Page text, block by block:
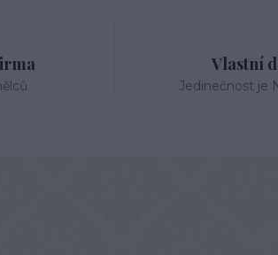
Vlastní
Jedinečnost je